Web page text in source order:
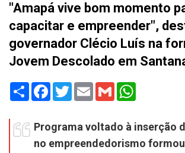
"Amapá vive bom momento
capacitar e empreender",
governador Clécio Luís na
Jovem Descolado em
Share Facebook
TwitterEmail Gmail
Programa voltado à inserção
no empreendedorismo